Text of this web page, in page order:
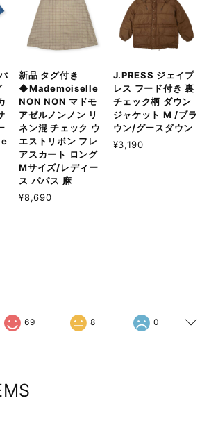
新品 タグ付き
◆Mademoiselle
NON NON マドモ
アゼルノンノン リ
ネン混 チェック ウ
エストリボン フレ
アスカート ロング
Mサイズ/レディー
ス パパス 麻
¥8,690
J.PRESS ジェイプ
レス フード付き 裏
チェック柄 ダウン
ジャケット M /ブラ
ウン/グースダウン
¥3,190
69 8 0